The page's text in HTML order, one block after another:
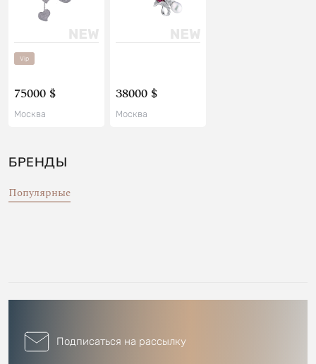
Vip
75000 $
Москва
38000 $
Москва
БРЕНДЫ
Популярные
Подписаться на рассылку